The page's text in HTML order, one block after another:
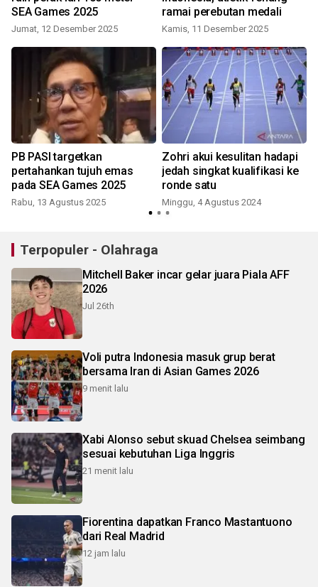
SEA Games 2025
Jumat, 12 Desember 2025
ramai perebutan medali
Kamis, 11 Desember 2025
PB PASI targetkan
pertahankan tujuh emas
pada SEA Games 2025
Rabu, 13 Agustus 2025
Zohri akui kesulitan hadapi
jedah singkat kualifikasi ke
ronde satu
Minggu, 4 Agustus 2024
Terpopuler - Olahraga
Mitchell Baker incar gelar juara Piala AFF
2026
Jul 26th
Voli putra Indonesia masuk grup berat
bersama Iran di Asian Games 2026
9 menit lalu
Xabi Alonso sebut skuad Chelsea seimbang
sesuai kebutuhan Liga Inggris
21 menit lalu
Fiorentina dapatkan Franco Mastantuono
dari Real Madrid
12 jam lalu